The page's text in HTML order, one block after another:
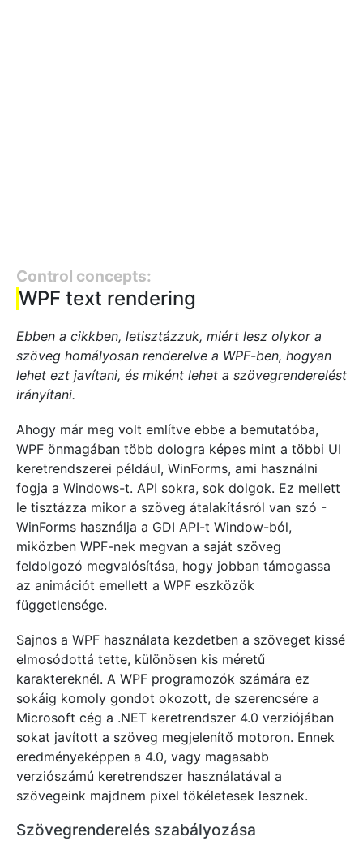
Control concepts:
WPF text rendering
Ebben a cikkben, letisztázzuk, miért lesz olykor a
szöveg homályosan renderelve a WPF-ben, hogyan
lehet ezt javítani, és miként lehet a szövegrenderelést
irányítani.
Ahogy már meg volt említve ebbe a bemutatóba,
WPF önmagában több dologra képes mint a többi UI
keretrendszerei például, WinForms, ami használni
fogja a Windows-t. API sokra, sok dolgok. Ez mellett
le tisztázza mikor a szöveg átalakításról van szó -
WinForms használja a GDI API-t Window-ból,
miközben WPF-nek megvan a saját szöveg
feldolgozó megvalósítása, hogy jobban támogassa
az animációt emellett a WPF eszközök
függetlensége.
Sajnos a WPF használata kezdetben a szöveget kissé
elmosódottá tette, különösen kis méretű
karaktereknél. A WPF programozók számára ez
sokáig komoly gondot okozott, de szerencsére a
Microsoft cég a .NET keretrendszer 4.0 verziójában
sokat javított a szöveg megjelenítő motoron. Ennek
eredményeképpen a 4.0, vagy magasabb
verziószámú keretrendszer használatával a
szövegeink majdnem pixel tökéletesek lesznek.
Szövegrenderelés szabályozása